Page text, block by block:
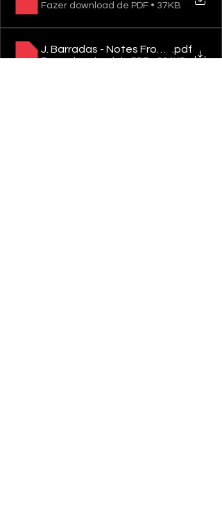
Fazer download de PDF • 37KB
J. Barradas - Notes From .pdf
Fazer download de PDF • 384KB